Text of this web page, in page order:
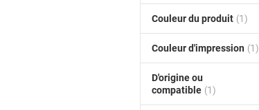
Couleur du produit (1)
Couleur d'impression (1)
D'origine ou
compatible (1)